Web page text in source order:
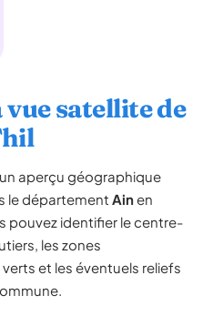
vue satellite de
aperçu géographique
le département Ainen
pouvez identifier le centre-
les zones
et les éventuels reliefs